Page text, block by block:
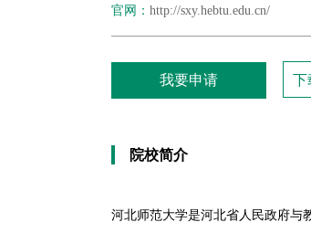
官网： http://sxy.hebtu.edu.cn/
我要申请 下
院校简介
河北师范大学是河北省人民政府与